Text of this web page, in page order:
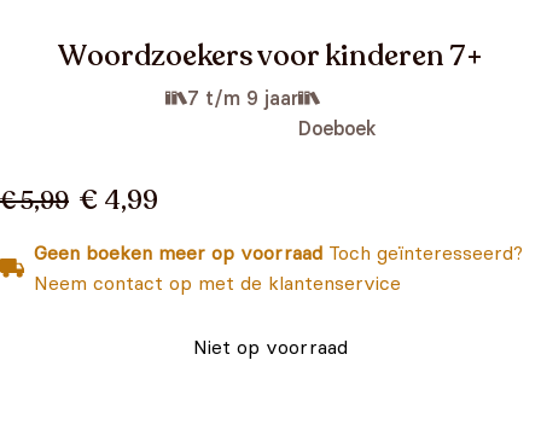
Woordzoekers voor kinderen 7+
7 t/m 9 jaar
Doeboek
€ 5,99 € 4,99
Geen boeken meer op voorraad Toch geïnteresseerd?
Neem contact op met de klantenservice
Niet op voorraad